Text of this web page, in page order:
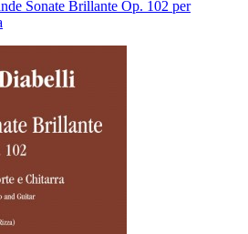
Sonate Brillante Op. 102 per